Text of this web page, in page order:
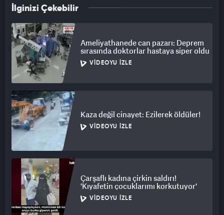
İlginizi Çekebilir
Ameliyathanede can pazarı: Deprem
sırasında doktorlar hastaya siper oldu
VIDEOYU İZLE
Kaza değil cinayet: Ezilerek öldüler!
VIDEOYU İZLE
Çarşaflı kadına çirkin saldırı!
'Kıyafetin çocuklarımı korkutuyor'
VIDEOYU İZLE